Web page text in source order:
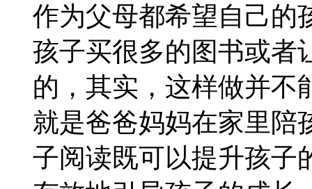
作为父母都希望自己的
孩子买很多的图书或者
的，其实，这样做并不
就是爸爸妈妈在家里陪
子阅读既可以提升孩子